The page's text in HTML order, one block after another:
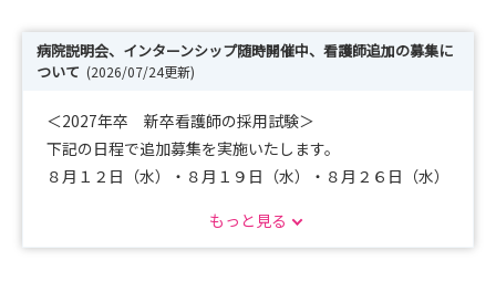
病院説明会、インターンシップ随時開催中、看護師追加の募集に
ついて (2026/07/24更新)
＜2027年卒 新卒看護師の採用試験＞
下記の日程で追加募集を実施いたします。
８月１２日（水）・８月１９日（水）・８月２６日（水）
＜インターンシップについて＞
もっと見る